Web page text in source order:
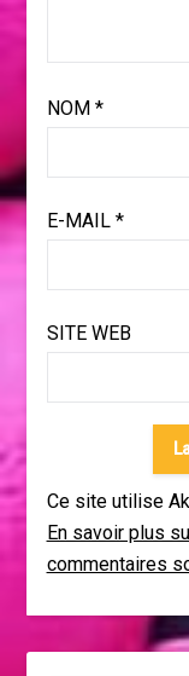
NOM *
E-MAIL *
SITE WEB
Ce site utilise
En savoir plus
commentaires